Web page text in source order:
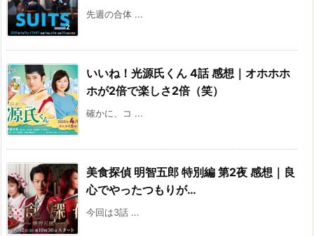
先週の合体 ...
いいね！光源氏くん 4話 感想｜オホホホ
ホが2倍で楽しさ2倍（笑）
確かに、コ ...
美食探偵 明智五郎 特別編 第2夜 感想｜良
心でやったつもりが…
今回は3話 ...